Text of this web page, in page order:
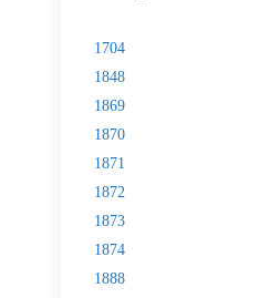
1704
1848
1869
1870
1871
1872
1873
1874
1888